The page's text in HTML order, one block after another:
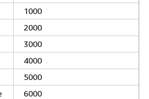
1000
2000
3000
4000
5000
6000